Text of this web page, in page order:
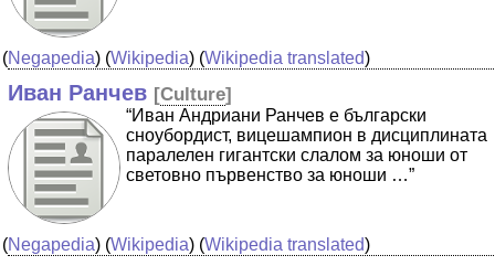
(Negapedia) (Wikipedia) (Wikipedia translated)
Иван Ранчев [Culture]
“Иван Андриани Ранчев е български
сноубордист, вицешампион в дисциплината
паралелен гигантски слалом за юноши от
световно първенство за юноши …”
(Negapedia) (Wikipedia) (Wikipedia translated)